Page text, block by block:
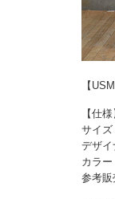
【
【仕様
サイズ
デザイ
カラー
参考販